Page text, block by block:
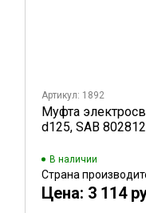
Артикул: 1892
Муфта
d125, SAB
В наличии
Страна
Цена: 3 114